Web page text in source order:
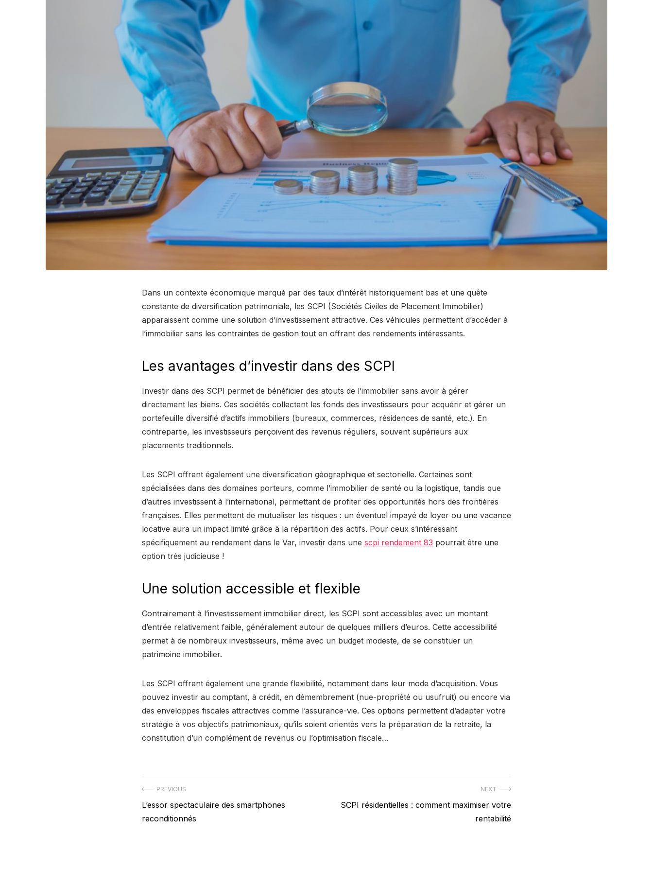
Dans un contexte économique marqué par des taux d’intérêt historiquement bas et une quête
constante de diversification patrimoniale, les SCPI (Sociétés Civiles de Placement Immobilier)
apparaissent comme une solution d’investissement attractive. Ces véhicules permettent d’accéder à
l’immobilier sans les contraintes de gestion tout en offrant des rendements intéressants.
Les avantages d’investir dans des SCPI
Investir dans des SCPI permet de bénéficier des atouts de l’immobilier sans avoir à gérer
directement les biens. Ces sociétés collectent les fonds des investisseurs pour acquérir et gérer un
portefeuille diversifié d’actifs immobiliers (bureaux, commerces, résidences de santé, etc.). En
contrepartie, les investisseurs perçoivent des revenus réguliers, souvent supérieurs aux
placements traditionnels.
Les SCPI offrent également une diversification géographique et sectorielle. Certaines sont
spécialisées dans des domaines porteurs, comme l’immobilier de santé ou la logistique, tandis que
d’autres investissent à l’international, permettant de profiter des opportunités hors des frontières
françaises. Elles permettent de mutualiser les risques : un éventuel impayé de loyer ou une vacance
locative aura un impact limité grâce à la répartition des actifs. Pour ceux s’intéressant
spécifiquement au rendement dans le Var, investir dans une scpi rendement 83 pourrait être une
option très judicieuse !
Une solution accessible et flexible
Contrairement à l’investissement immobilier direct, les SCPI sont accessibles avec un montant
d’entrée relativement faible, généralement autour de quelques milliers d’euros. Cette accessibilité
permet à de nombreux investisseurs, même avec un budget modeste, de se constituer un
patrimoine immobilier.
Les SCPI offrent également une grande flexibilité, notamment dans leur mode d’acquisition. Vous
pouvez investir au comptant, à crédit, en démembrement (nue-propriété ou usufruit) ou encore via
des enveloppes fiscales attractives comme l’assurance-vie. Ces options permettent d’adapter votre
stratégie à vos objectifs patrimoniaux, qu’ils soient orientés vers la préparation de la retraite, la
constitution d’un complément de revenus ou l’optimisation fiscale…
Navigation
de
PREVIOUS
Previous
post:
L’essor spectaculaire des smartphones
reconditionnés
NEXT
Next
SCPI résidentielles : comment maximiser votre
rentabilité